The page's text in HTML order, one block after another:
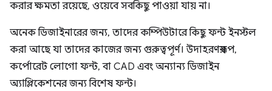
করার ক্ষমতা রয়েছে, ওয়েবে সবকিছু পাওয়া যায় না।
অনেক ডিজাইনারের জন্য, তাদের কম্পিউটারে কিছু ফন্ট ইনস্টল
করা আছে যা তাদের কাজের জন্য গুরুত্বপূর্ণ। উদাহরণস্বরূপ,
কর্পোরেট লোগো ফন্ট, বা CAD এবং অন্যান্য ডিজাইন
অ্যাপ্লিকেশনের জন্য বিশেষ ফন্ট।